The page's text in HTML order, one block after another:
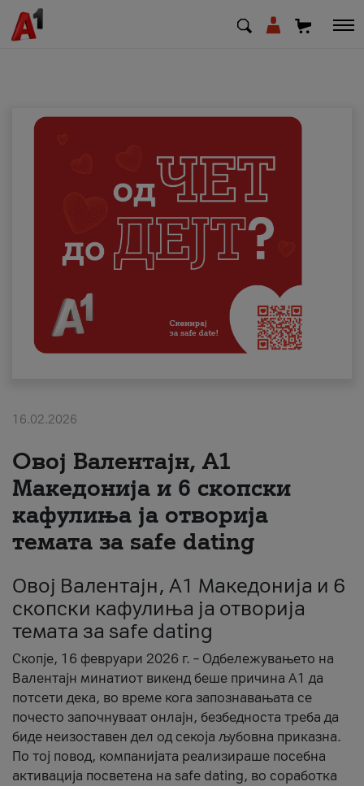
Деловни
Поддршка
Надополни кредит
Плати сметка
#ПодобарОнлајн
16.02.2026
Овој Валентајн, A1
Македонија и 6 скопски
кафулиња ја отворија
темата за safe dating
Овој Валентајн, A1 Македонија и 6
скопски кафулиња ја отворија
темата за safe dating
Скопје, 16 февруари 2026 г. – Одбележувањето на
Валентајн минатиот викенд беше причина А1 да
потсети дека, во време кога запознавањата се
почесто започнуваат онлајн, безбедноста треба да
биде неизоставен дел од секоја љубовна приказна.
По тој повод, компанијата реализираше посебна
активација посветена на safe dating, во соработка